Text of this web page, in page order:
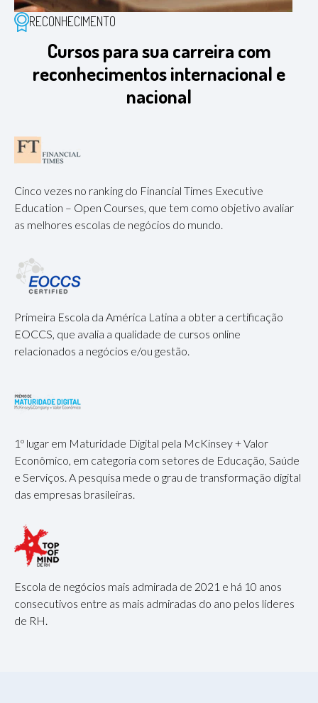
RECONHECIMENTO
Cursos para sua carreira com
reconhecimentos internacional e
nacional
Cinco vezes no ranking do Financial Times Executive
Education – Open Courses, que tem como objetivo avaliar
as melhores escolas de negócios do mundo.
Primeira Escola da América Latina a obter a certificação
EOCCS, que avalia a qualidade de cursos online
relacionados a negócios e/ou gestão.
1º lugar em Maturidade Digital pela McKinsey + Valor
Econômico, em categoria com setores de Educação, Saúde
e Serviços. A pesquisa mede o grau de transformação digital
das empresas brasileiras.
Escola de negócios mais admirada de 2021 e há 10 anos
consecutivos entre as mais admiradas do ano pelos líderes
de RH.